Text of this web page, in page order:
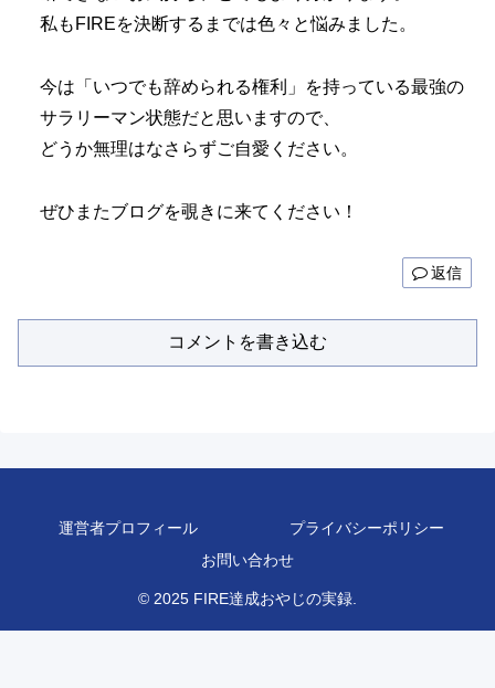
私もFIREを決断するまでは色々と悩みました。
今は「いつでも辞められる権利」を持っている最強の
サラリーマン状態だと思いますので、
どうか無理はなさらずご自愛ください。
ぜひまたブログを覗きに来てください！
返信
コメントを書き込む
運営者プロフィール
プライバシーポリシー
お問い合わせ
© 2025 FIRE達成おやじの実録.